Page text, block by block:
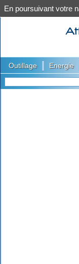
Outillage Energie
En poursuivant votre